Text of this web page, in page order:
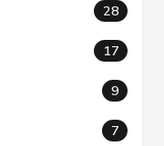
28
17
9
7